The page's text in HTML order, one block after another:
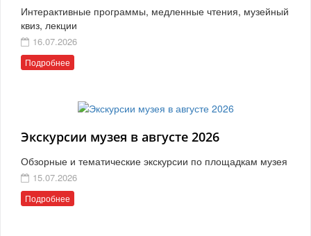
Интерактивные программы, медленные чтения, музейный
квиз, лекции
16.07.2026
Подробнее
Экскурсии музея в августе 2026
Обзорные и тематические экскурсии по площадкам музея
15.07.2026
Подробнее